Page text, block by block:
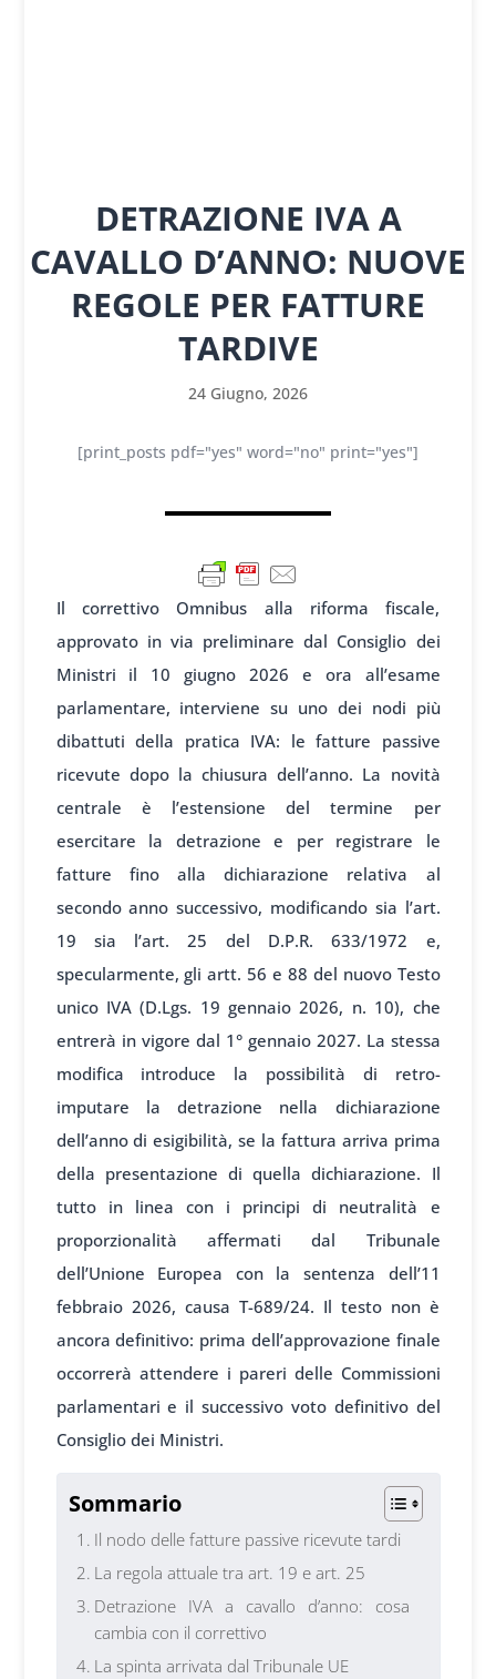
DETRAZIONE IVA A
CAVALLO D’ANNO: NUOVE
REGOLE PER FATTURE
TARDIVE
24 Giugno, 2026
[print_posts pdf="yes" word="no" print="yes"]
Il correttivo Omnibus alla riforma fiscale,
approvato in via preliminare dal Consiglio dei
Ministri il 10 giugno 2026 e ora all’esame
parlamentare, interviene su uno dei nodi più
dibattuti della pratica IVA: le fatture passive
ricevute dopo la chiusura dell’anno. La novità
centrale è l’estensione del termine per
esercitare la detrazione e per registrare le
fatture fino alla dichiarazione relativa al
secondo anno successivo, modificando sia l’art.
19 sia l’art. 25 del D.P.R. 633/1972 e,
specularmente, gli artt. 56 e 88 del nuovo Testo
unico IVA (D.Lgs. 19 gennaio 2026, n. 10), che
entrerà in vigore dal 1° gennaio 2027. La stessa
modifica introduce la possibilità di retro-
imputare la detrazione nella dichiarazione
dell’anno di esigibilità, se la fattura arriva prima
della presentazione di quella dichiarazione. Il
tutto in linea con i principi di neutralità e
proporzionalità affermati dal Tribunale
dell’Unione Europea con la sentenza dell’11
febbraio 2026, causa T-689/24. Il testo non è
ancora definitivo: prima dell’approvazione finale
occorrerà attendere i pareri delle Commissioni
parlamentari e il successivo voto definitivo del
Consiglio dei Ministri.
Sommario
Il nodo delle fatture passive ricevute tardi
La regola attuale tra art. 19 e art. 25
Detrazione IVA a cavallo d’anno: cosa
cambia con il correttivo
La spinta arrivata dal Tribunale UE